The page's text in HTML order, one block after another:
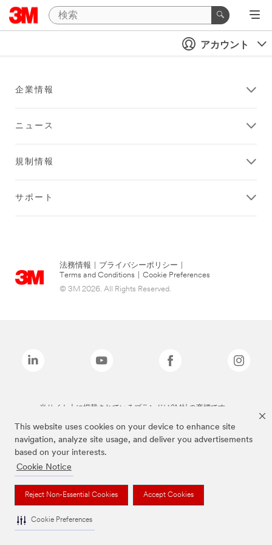
This website uses cookies on your device to enhance site
navigation, analyze site usage, and deliver you advertisements
based on your interests.
Cookie Notice
Reject Non-Essential Cookies Accept Cookies
Cookie Preferences
アカウント
企業情報
ニュース
規制情報
サポート
法務情報 プライバシーポリシー
Terms and Conditions
Cookie Preferences
© 3M 2026. All Rights Reserved.
当サイト上に掲載されているブランドは3M社の商標です。